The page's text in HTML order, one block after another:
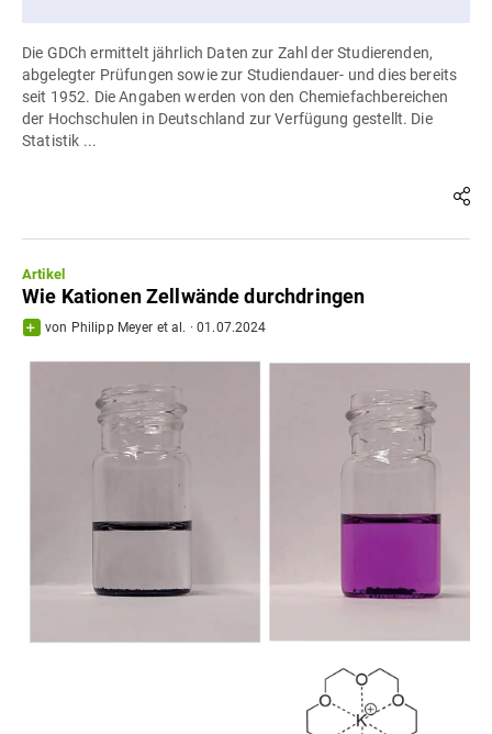
Die GDCh ermittelt jährlich Daten zur Zahl der Studierenden,
abgelegter Prüfungen sowie zur Studiendauer- und dies bereits
seit 1952. Die Angaben werden von den Chemiefachbereichen
der Hochschulen in Deutschland zur Verfügung gestellt. Die
Statistik ...
Artikel
Wie Kationen Zellwände durchdringen
von Philipp Meyer et al. ·01.07.2024